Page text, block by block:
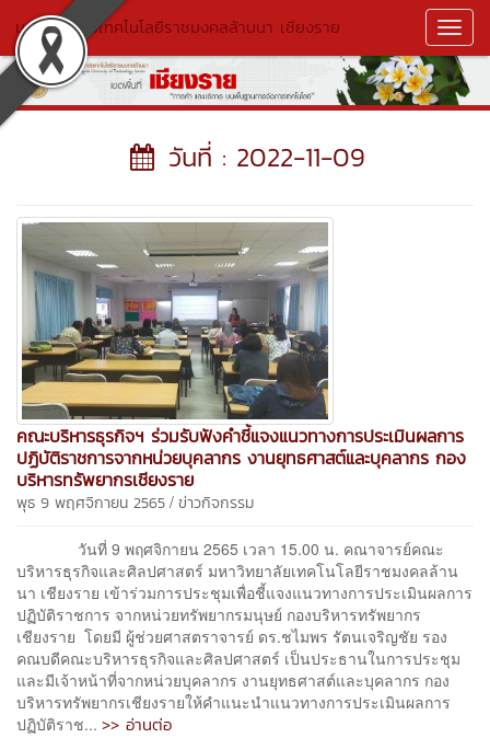
มหาวิทยาลัยเทคโนโลยีราชมงคลล้านนา เชียงราย
วันที่ : 2022-11-09
คณะบริหารธุรกิจฯ ร่วมรับฟังคำชี้แจงแนวทางการประเมินผลการ
ปฏิบัติราชการจากหน่วยบุคลากร งานยุทธศาสต์และบุคลากร กอง
บริหารทรัพยากรเชียงราย
พุธ 9 พฤศจิกายน 2565 / ข่าวกิจกรรม
วันที่ 9 พฤศจิกายน 2565 เวลา 15.00 น. คณาจารย์คณะ
บริหารธุรกิจและศิลปศาสตร์ มหาวิทยาลัยเทคโนโลยีราชมงคลล้าน
นา เชียงราย เข้าร่วมการประชุมเพื่อชี้แจงแนวทางการประเมินผลการ
ปฏิบัติราชการ จากหน่วยทรัพยากรมนุษย์ กองบริหารทรัพยากร
เชียงราย โดยมี ผู้ช่วยศาสตราจารย์ ดร.ชไมพร รัตนเจริญชัย รอง
คณบดีคณะบริหารธุรกิจและศิลปศาสตร์ เป็นประธานในการประชุม
และมีเจ้าหน้าที่จากหน่วยบุคลากร งานยุทธศาสต์และบุคลากร กอง
บริหารทรัพยากรเชียงรายให้คำแนะนำแนวทางการประเมินผลการ
ปฏิบัติราช... >> อ่านต่อ